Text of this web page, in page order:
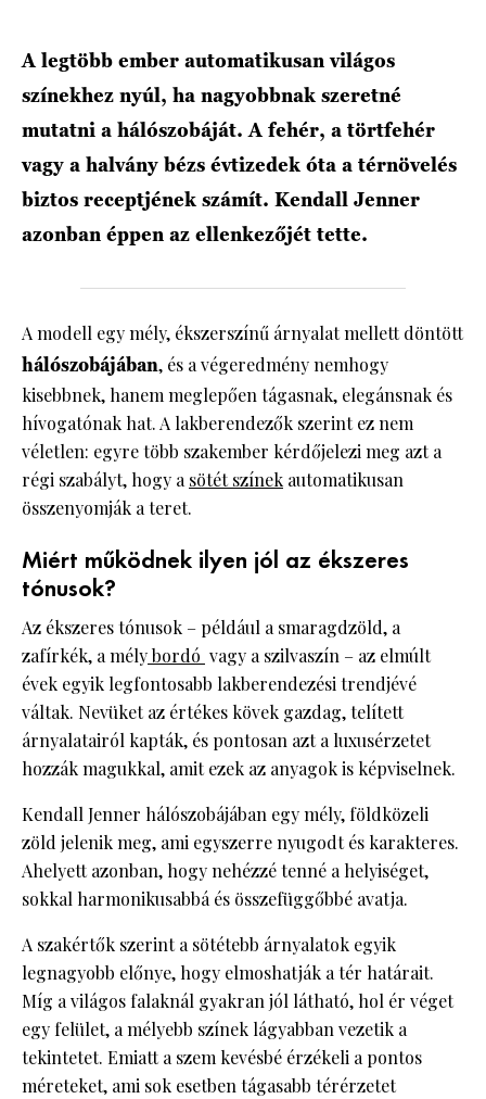
A legtöbb ember automatikusan világos
színekhez nyúl, ha nagyobbnak szeretné
mutatni a hálószobáját. A fehér, a törtfehér
vagy a halvány bézs évtizedek óta a térnövelés
biztos receptjének számít. Kendall Jenner
azonban éppen az ellenkezőjét tette.
A modell egy mély, ékszerszínű árnyalat mellett döntött
hálószobájában, és a végeredmény nemhogy
kisebbnek, hanem meglepően tágasnak, elegánsnak és
hívogatónak hat. A lakberendezők szerint ez nem
véletlen: egyre több szakember kérdőjelezi meg azt a
régi szabályt, hogy asötét színek automatikusan
összenyomják a teret.
Miért működnek ilyen jól az ékszeres
tónusok?
Az ékszeres tónusok – például a smaragdzöld, a
zafírkék, a mélybordó vagy a szilvaszín – az elmúlt
évek egyik legfontosabb lakberendezési trendjévé
váltak. Nevüket az értékes kövek gazdag, telített
árnyalatairól kapták, és pontosan azt a luxusérzetet
hozzák magukkal, amit ezek az anyagok is képviselnek.
Kendall Jenner hálószobájában egy mély, földközeli
zöld jelenik meg, ami egyszerre nyugodt és karakteres.
Ahelyett azonban, hogy nehézzé tenné a helyiséget,
sokkal harmonikusabbá és összefüggőbbé avatja.
A szakértők szerint a sötétebb árnyalatok egyik
legnagyobb előnye, hogy elmoshatják a tér határait.
Míg a világos falaknál gyakran jól látható, hol ér véget
egy felület, a mélyebb színek lágyabban vezetik a
tekintetet. Emiatt a szem kevésbé érzékeli a pontos
méreteket, ami sok esetben tágasabb térérzetet